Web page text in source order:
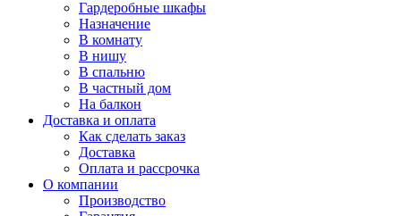
Гардеробные шкафы
Назначение
В комнату
В нишу
В спальню
В частный дом
На балкон
Доставка и оплата
Как сделать заказ
Доставка
Оплата и рассрочка
О компании
Производство